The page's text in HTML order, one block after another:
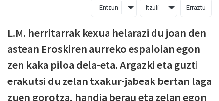
Entzun Itzuli Erraztu
L.M. herritarrak kexua helarazi du joan den
astean Eroskiren aurreko espaloian egon
zen kaka piloa dela-eta. Argazki eta guzti
erakutsi du zelan txakur-jabeak bertan laga
zuen gorotza, handia berau eta zelan egon